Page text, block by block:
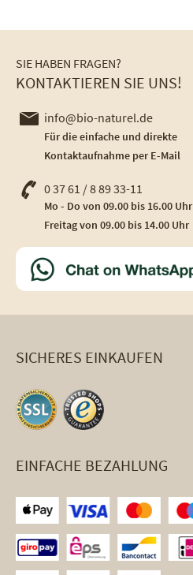
SIE HABEN FRAGEN?
KONTAKTIEREN SIE UNS!
info@bio-naturel.de
Für die einfache und direkte
Kontaktaufnahme per E-Mail
0 37 61 / 8 89 33-11
Mo - Do von 09.00 bis 16.00 Uhr
Freitag von 09.00 bis 14.00 Uhr
SICHERES EINKAUFEN
EINFACHE BEZAHLUNG